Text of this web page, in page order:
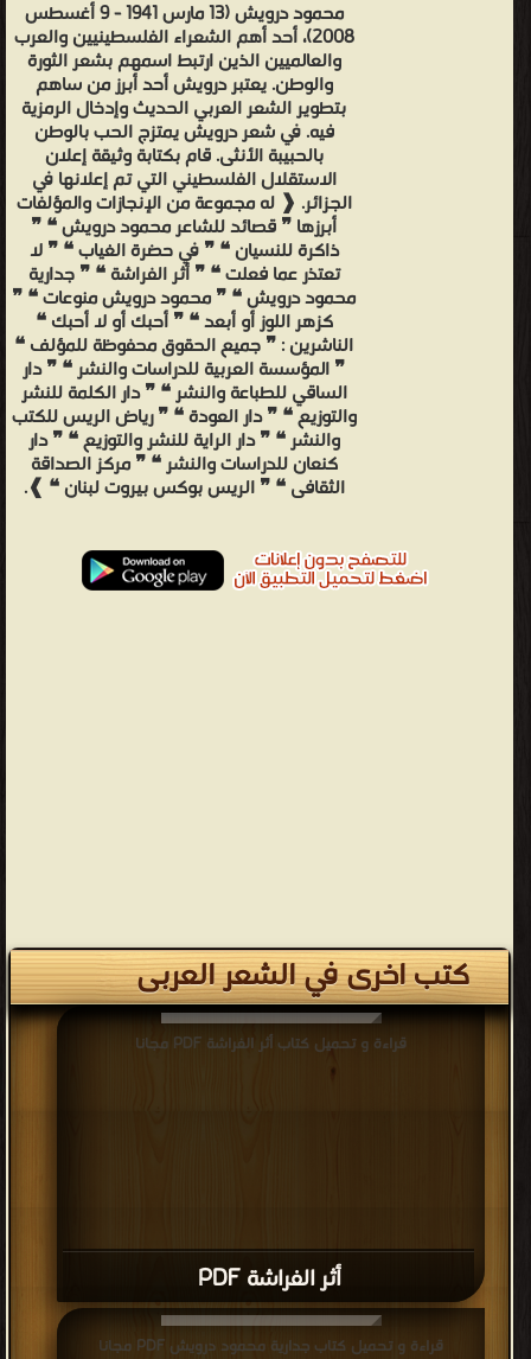
محمود درويش (13 مارس 1941 - 9 أغسطس
2008)، أحد أهم الشعراء الفلسطينيين والعرب
والعالميين الذين ارتبط اسمهم بشعر الثورة
والوطن. يعتبر درويش أحد أبرز من ساهم
بتطوير الشعر العربي الحديث وإدخال الرمزية
فيه. في شعر درويش يمتزج الحب بالوطن
بالحبيبة الأنثى. قام بكتابة وثيقة إعلان
الاستقلال الفلسطيني التي تم إعلانها في
الجزائر. ❰ له مجموعة من الإنجازات والمؤلفات
أبرزها ❞ قصائد للشاعر محمود درويش ❝ ❞
ذاكرة للنسيان ❝ ❞ في حضرة الغياب ❝ ❞ لا
تعتذر عما فعلت ❝ ❞ أثر الفراشة ❝ ❞ جدارية
محمود درويش ❝ ❞ محمود درويش منوعات ❝ ❞
كزهر اللوز أو أبعد ❝ ❞ أحبك أو لا أحبك ❝
الناشرين : ❞ جميع الحقوق محفوظة للمؤلف ❝
❞ المؤسسة العربية للدراسات والنشر ❝ ❞ دار
الساقي للطباعة والنشر ❝ ❞ دار الكلمة للنشر
والتوزيع ❝ ❞ دار العودة ❝ ❞ رياض الريس للكتب
والنشر ❝ ❞ دار الراية للنشر والتوزيع ❝ ❞ دار
كنعان للدراسات والنشر ❝ ❞ مركز الصداقة
الثقافى ❝ ❞ الريس بوكس بيروت لبنان ❝ ❱.
كتب اخرى في الشعر العربى
أثر الفراشة PDF
قراءة و تحميل كتاب أثر الفراشة PDF مجانا
قراءة و تحميل كتاب جدارية محمود درويش PDF مجانا